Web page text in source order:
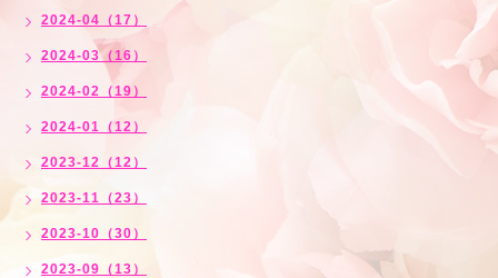
2024-04（17）
2024-03（16）
2024-02（19）
2024-01（12）
2023-12（12）
2023-11（23）
2023-10（30）
2023-09（13）